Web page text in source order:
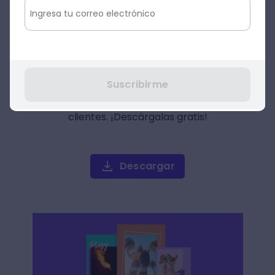
Plantillas de Instagram
stories para destacar contenidos en
clientes. ¡Descárgalas gratis!
Descargar
Suscribirme